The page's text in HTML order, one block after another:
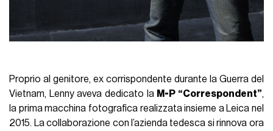
Proprio al genitore, ex corrispondente durante la Guerra del
Vietnam, Lenny aveva dedicato la M-P “Correspondent”,
la prima macchina fotografica realizzata insieme a Leica nel
2015. La collaborazione con l’azienda tedesca si rinnova ora